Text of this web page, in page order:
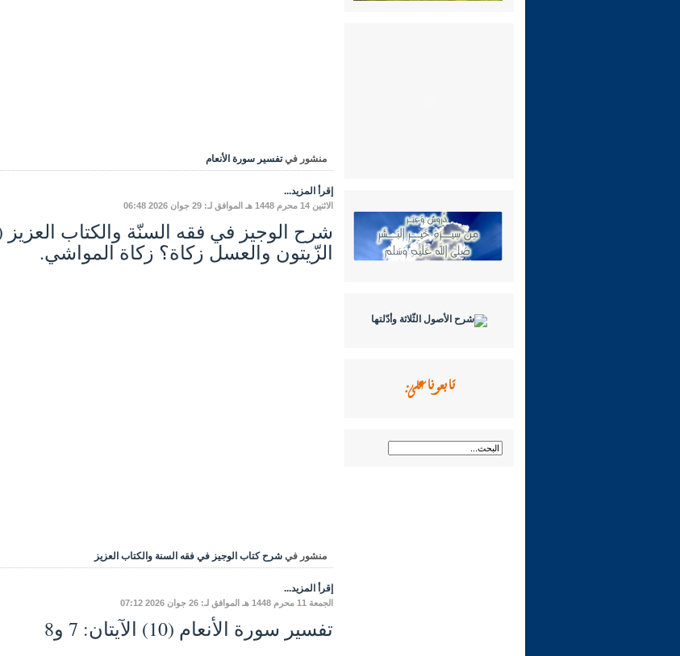
منشور في تفسير سورة الأنعام
إقرأ المزيد...
الاثنين 14 محرم 1448 هـ الموافق لـ: 29 جوان 2026 06:48
الزّيتون والعسل زكاة؟ زكاة المواشي.
منشور في شرح كتاب الوجيز في فقه السنة والكتاب العزيز
إقرأ المزيد...
الجمعة 11 محرم 1448 هـ الموافق لـ: 26 جوان 2026 07:12
تفسير سورة الأنعام (10) الآيتان: 7 و8
تابعونا على: